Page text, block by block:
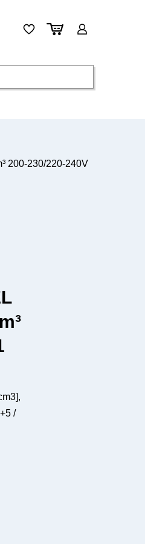
200-230/220-240V
/